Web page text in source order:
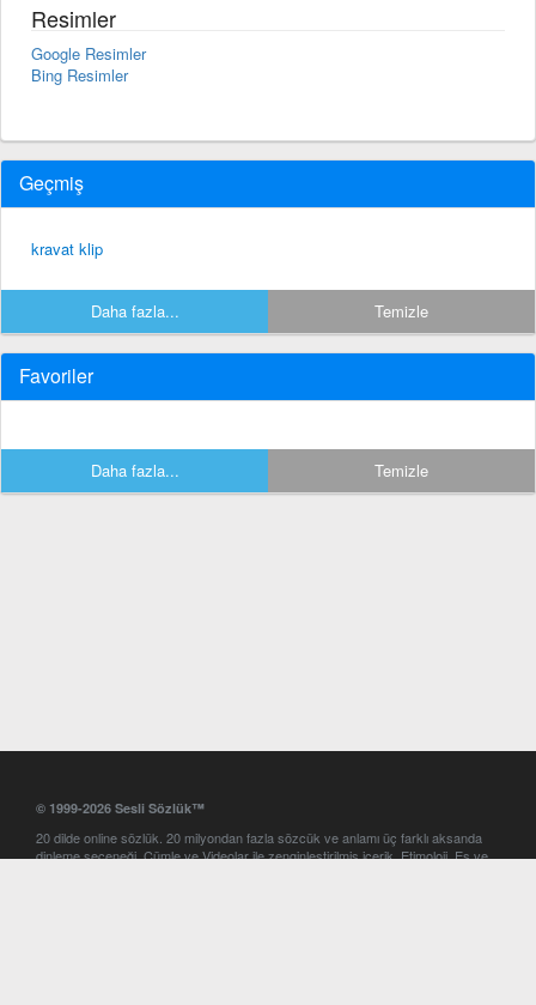
Resimler
Google Resimler
Bing Resimler
Geçmiş
kravat klip
Daha fazla... Temizle
Favoriler
Daha fazla... Temizle
© 1999-2026 Sesli Sözlük™
20 dilde online sözlük. 20 milyondan fazla sözcük ve anlamı üç farklı aksanda
dinleme seçeneği. Cümle ve Videolar ile zenginleştirilmiş içerik. Etimoloji, Eş ve